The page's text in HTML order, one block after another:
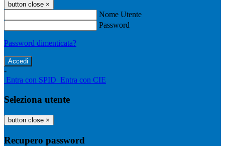
button close ×
Nome Utente
Password
Password dimenticata?
-
Entra con SPID Entra con CIE
Seleziona utente
button close ×
Recupero password